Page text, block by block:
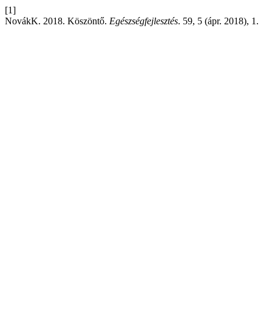
[1]
NovákK. 2018. Köszöntő. Egészségfejlesztés. 59, 5 (ápr. 2018), 1.